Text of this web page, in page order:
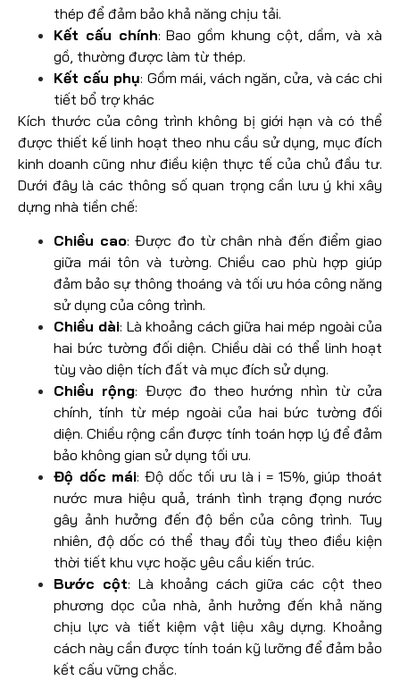
thép để đảm bảo khả năng chịu tải.
Kết cấu chính: Bao gồm khung cột, dầm, và xà
gồ, thường được làm từ thép.
Kết cấu phụ: Gồm mái, vách ngăn, cửa, và các chi
tiết bổ trợ khác
Kích thước của công trình không bị giới hạn và có thể
được thiết kế linh hoạt theo nhu cầu sử dụng, mục đích
kinh doanh cũng như điều kiện thực tế của chủ đầu tư.
Dưới đây là các thông số quan trọng cần lưu ý khi xây
dựng nhà tiền chế:
Chiều cao: Được đo từ chân nhà đến điểm giao
giữa mái tôn và tường. Chiều cao phù hợp giúp
đảm bảo sự thông thoáng và tối ưu hóa công năng
sử dụng của công trình.
Chiều dài: Là khoảng cách giữa hai mép ngoài của
hai bức tường đối diện. Chiều dài có thể linh hoạt
tùy vào diện tích đất và mục đích sử dụng.
Chiều rộng: Được đo theo hướng nhìn từ cửa
chính, tính từ mép ngoài của hai bức tường đối
diện. Chiều rộng cần được tính toán hợp lý để đảm
bảo không gian sử dụng tối ưu.
Độ dốc mái: Độ dốc tối ưu là i = 15%, giúp thoát
nước mưa hiệu quả, tránh tình trạng đọng nước
gây ảnh hưởng đến độ bền của công trình. Tuy
nhiên, độ dốc có thể thay đổi tùy theo điều kiện
thời tiết khu vực hoặc yêu cầu kiến trúc.
Bước cột: Là khoảng cách giữa các cột theo
phương dọc của nhà, ảnh hưởng đến khả năng
chịu lực và tiết kiệm vật liệu xây dựng. Khoảng
cách này cần được tính toán kỹ lưỡng để đảm bảo
kết cấu vững chắc.